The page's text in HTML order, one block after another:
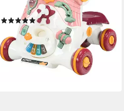
Musik & Spielbrett
(5)
59,99 € UVP 79,99 €
-25%
lieferbar - in 4-5 Werktagen bei dir